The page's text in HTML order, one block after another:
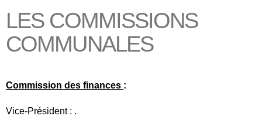
LES COMMISSIONS
COMMUNALES
Commission des finances :
Vice-Président : .